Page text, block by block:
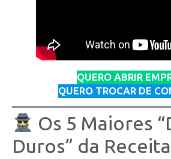
QUERO ABRIR
QUERO TROCAR DE
Os 5 Maiores
Duros” da